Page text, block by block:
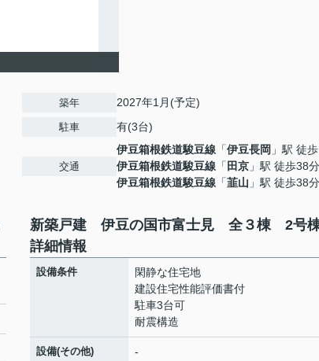
築年 2027年1月(予定)
駐車 有(3台)
交通
伊豆箱根鉄道駿豆線 「伊豆長岡 」駅 徒
伊豆箱根鉄道駿豆線 「 田京 」駅 徒歩38分
伊豆箱根鉄道駿豆線 「韮山 」駅 徒歩38分
新築戸建 伊豆の国市富士見 全３棟 2号
詳細情報
設備条件
閑静な住宅地
建設住宅性能評価書付
駐車3台可
耐震構造
設備(その他) -